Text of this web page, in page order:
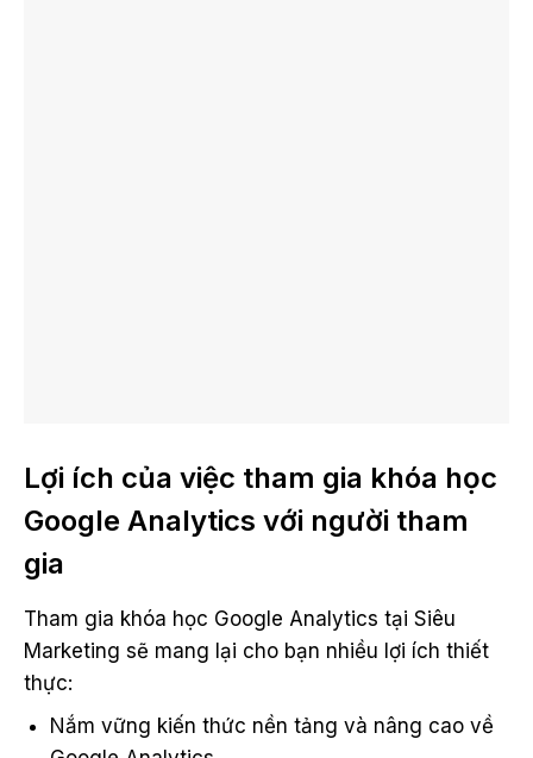
Lợi ích của việc tham gia khóa học
Google Analytics với người tham
gia
Tham gia khóa học Google Analytics tại Siêu
Marketing sẽ mang lại cho bạn nhiều lợi ích thiết
thực:
Nắm vững kiến thức nền tảng và nâng cao về